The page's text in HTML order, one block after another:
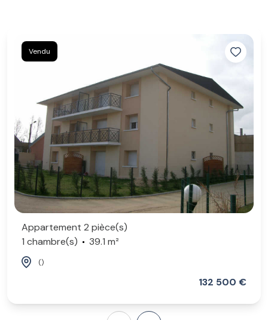
Vendu
Appartement 2 pièce(s)
1 chambre(s)
39.1 m²
()
132 500 €